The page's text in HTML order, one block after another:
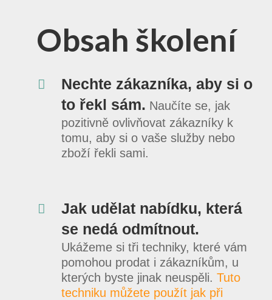
Obsah školení
Nechte zákazníka, aby si o
to řekl sám. Naučíte se, jak
pozitivně ovlivňovat zákazníky k
tomu, aby si o vaše služby nebo
zboží řekli sami.
Jak udělat nabídku, která
se nedá odmítnout.
Ukážeme si tři techniky, které vám
pomohou prodat i zákazníkům, u
kterých byste jinak neuspěli. Tuto
techniku můžete použít jak při